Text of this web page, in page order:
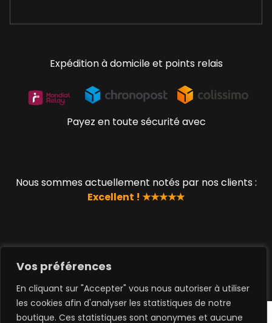
Vos préférences
En cliquant sur "Accepter" vous nous autoriser à utiliser
les cookies afin d'analyser les statistiques de notre
boutique. Ces statistiques sont anonymes et aucune
Expédition à domicile et points relais
Payez en toute sécurité avec
Nous sommes actuellement notés par nos clients :
Excellent ! ★★★★★
© 2019 - 2023 www.lucky-geek.com par QUEEN TOYS